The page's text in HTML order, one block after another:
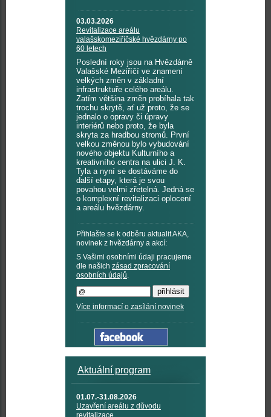
03.03.2026
Revitalizace areálu
valašskomeziříčské hvězdárny po
60 letech
Poslední roky jsou na Hvězdárně
Valašské Meziříčí ve znamení
velkých změn v základní
infrastruktuře celého areálu.
Zatím většina změn probíhala tak
trochu skrytě, ať už proto, že se
jednalo o opravy či úpravy
interiérů nebo proto, že byla
skryta za hradbou stromů. První
velkou změnou bylo vybudování
nového objektu Kulturního a
kreativního centra na ulici J. K.
Tyla a nyní se dostáváme do
další etapy, která je svou
povahou velmi zřetelná. Jedná se
o komplexní revitalizaci oplocení
a areálu hvězdárny.
Přihlašte se k odběru aktualit AKA,
novinek z hvězdárny a akcí:
S Vašimi osobními údaji pracujeme
dle našich zásad zpracování
osobních údajů.
Více informací o zasílání novinek
Aktuální program
01.07.-31.08.2026
Uzavření areálu z důvodu
revitalizace